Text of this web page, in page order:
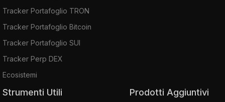
Tracker Portafoglio TRON
Tracker Portafoglio Bitcoin
Tracker Portafoglio SUI
Tracker Perp DEX
Ecosistemi
Strumenti Utili Prodotti Aggiuntivi